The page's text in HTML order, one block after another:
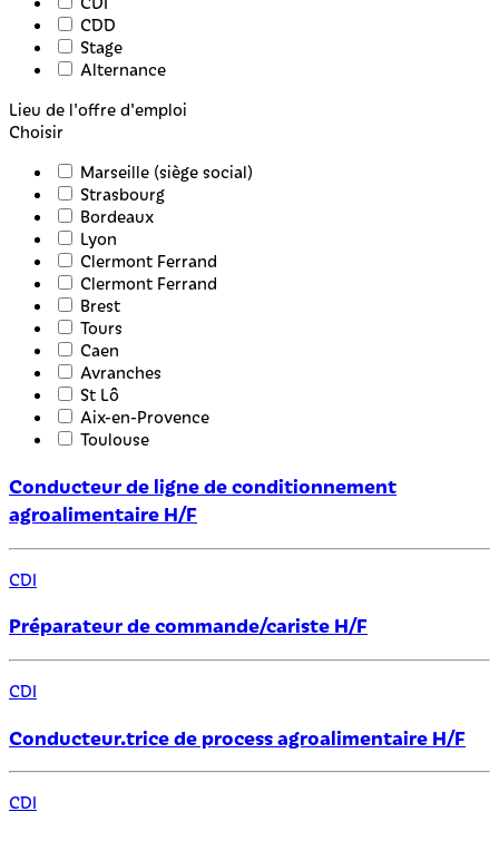
CDD
Stage
Alternance
Lieu de l'offre d'emploi
Choisir
Marseille (siège social)
Strasbourg
Bordeaux
Lyon
Clermont Ferrand
Clermont Ferrand
Brest
Tours
Caen
Avranches
St Lô
Aix-en-Provence
Toulouse
Conducteur de ligne de conditionnement
agroalimentaire H/F
CDI
Préparateur de commande/cariste H/F
CDI
Conducteur.trice de process agroalimentaire H/F
CDI